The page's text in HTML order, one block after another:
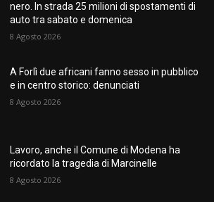
nero. In strada 25 milioni di spostamenti di
auto tra sabato e domenica
8 Agosto 2026
A Forlì due africani fanno sesso in pubblico
e in centro storico: denunciati
8 Agosto 2026
Lavoro, anche il Comune di Modena ha
ricordato la tragedia di Marcinelle
8 Agosto 2026